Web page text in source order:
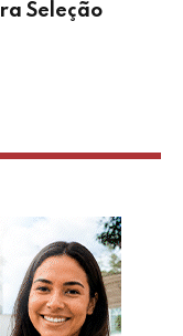
Seleção